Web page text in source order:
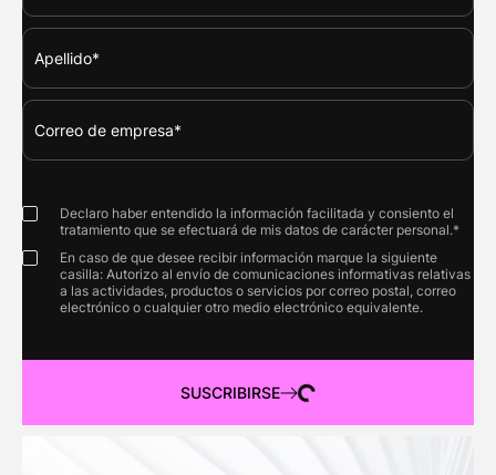
Declaro haber entendido la información facilitada y consiento el
tratamiento que se efectuará de mis datos de carácter personal.*
En caso de que desee recibir información marque la siguiente
casilla: Autorizo al envío de comunicaciones informativas relativas
a las actividades, productos o servicios por correo postal, correo
electrónico o cualquier otro medio electrónico equivalente.
SUSCRIBIRSE